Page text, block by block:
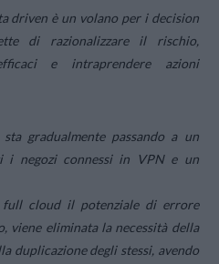
driven è un volano per i decision
di razionalizzare il rischio,
e intraprendere azioni
gradualmente passando a un
negozi connessi in VPN e un
full cloud il potenziale di errore
viene eliminata la necessità della
duplicazione degli stessi, avendo